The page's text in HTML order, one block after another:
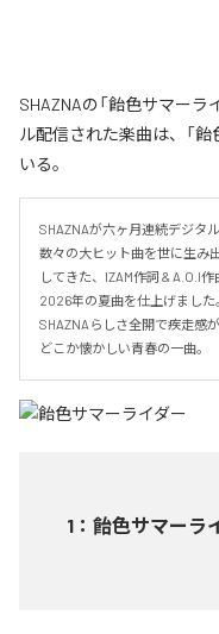
SHAZNAの「飴色サマー
ル配信された楽曲は、「
いる。
SHAZNAが六ヶ月連続デジタ
数々の大ヒット曲を世に生み
してきた、IZAM作詞 & A.O.I
2026年の夏曲を仕上げました
SHAZNAらしさ全開で疾走感
どこか懐かしい青春の一曲。
1 ： 飴色サマーラ